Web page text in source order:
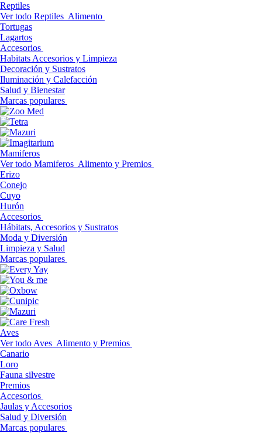
Reptiles
Ver todo Reptiles Alimento
Tortugas
Lagartos
Accesorios
Habitats Accesorios y Limpieza
Decoración y Sustratos
Iluminación y Calefacción
Salud y Bienestar
Marcas populares
Mamiferos
Ver todo Mamiferos Alimento y Premios
Erizo
Conejo
Cuyo
Hurón
Accesorios
Hábitats, Accesorios y Sustratos
Moda y Diversión
Limpieza y Salud
Marcas populares
Aves
Ver todo Aves Alimento y Premios
Canario
Loro
Fauna silvestre
Premios
Accesorios
Jaulas y Accesorios
Salud y Diversión
Marcas populares